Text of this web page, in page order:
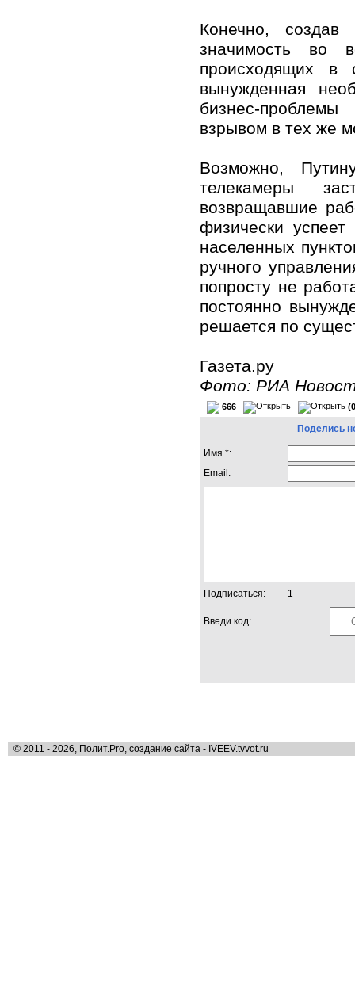
Конечно, создав
значимость во
происходящих
вынужденная
бизнес-
взрывом в тех же
Возможно,
телекамеры
возвращавшие
физически
населенных
ручного
попросту не
постоянно
решается по
Газета.ру
Фото: РИА
666
Поделись
Имя *:
Email:
Подписаться: 1
Введи код:
© 2011 - 2026, Полит.Pro, создание сайта - IVEEV.tvvot.ru